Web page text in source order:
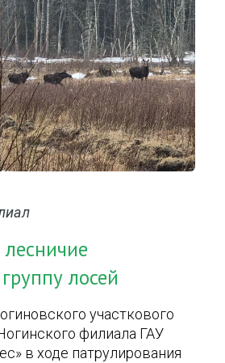
лосей
участкового
филиала ГАУ
в ходе патрулирования